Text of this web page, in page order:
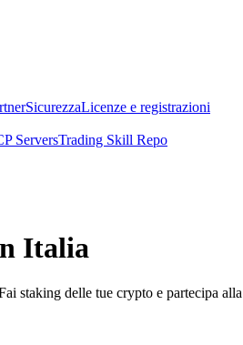
SicurezzaLicenze e registrazioni
ServersTrading Skill Repo
Italia
staking delle tue crypto e partecipa